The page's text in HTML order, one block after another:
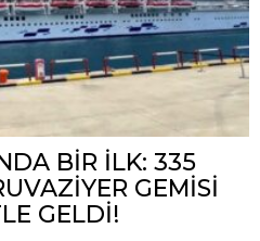
BİR İLK: 335
GEMİSİ
GELDİ!